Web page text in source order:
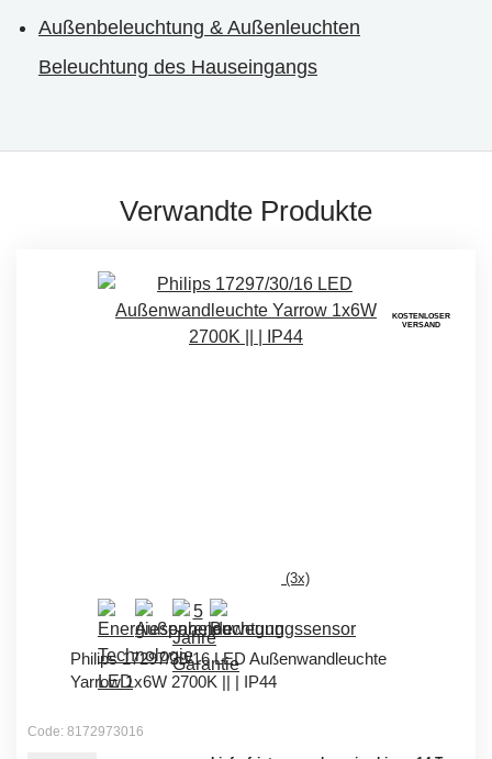
Außenbeleuchtung & Außenleuchten
Beleuchtung des Hauseingangs
Verwandte Produkte
KOSTENLOSER
VERSAND
(3x)
Philips 17297/30/16 LED Außenwandleuchte
Yarrow 1x6W 2700K || | IP44
Code: 8172973016